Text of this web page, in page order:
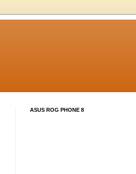
ASUS ROG PHONE 8